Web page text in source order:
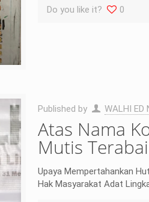
Do you like it? 0
Published by WALHI ED
Atas Nama
Mutis
Upaya Mempertahankan
Hak Masyarakat Adat